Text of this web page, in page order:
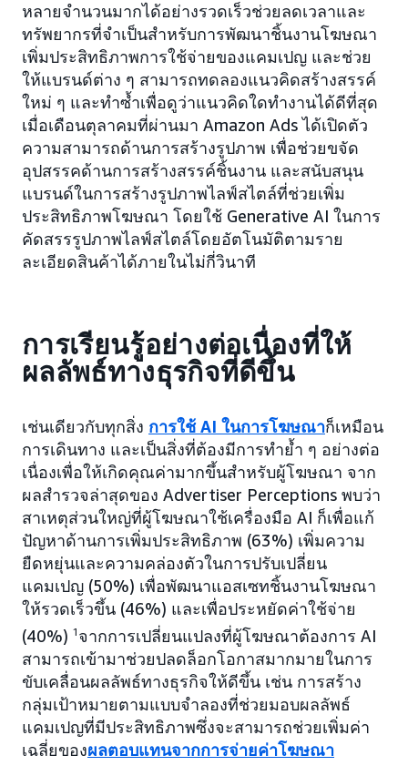
หลายจำนวนมากได้อย่างรวดเร็วช่วยลดเวลาและ
ทรัพยากรที่จำเป็นสำหรับการพัฒนาชิ้นงานโฆษณา
เพิ่มประสิทธิภาพการใช้จ่ายของแคมเปญ และช่วย
ให้แบรนด์ต่าง ๆ สามารถทดลองแนวคิดสร้างสรรค์
ใหม่ ๆ และทำซ้ำเพื่อดูว่าแนวคิดใดทำงานได้ดีที่สุด
เมื่อเดือนตุลาคมที่ผ่านมา Amazon Ads ได้เปิดตัว
ความสามารถด้านการสร้างรูปภาพ เพื่อช่วยขจัด
อุปสรรคด้านการสร้างสรรค์ชิ้นงาน และสนับสนุน
แบรนด์ในการสร้างรูปภาพไลฟ์สไตล์ที่ช่วยเพิ่ม
ประสิทธิภาพโฆษณา โดยใช้ Generative AI ในการ
คัดสรรรูปภาพไลฟ์สไตล์โดยอัตโนมัติตามราย
ละเอียดสินค้าได้ภายในไม่กี่วินาที
การเรียนรู้อย่างต่อเนื่องที่ให้
ผลลัพธ์ทางธุรกิจที่ดีขึ้น
เช่นเดียวกับทุกสิ่ง การใช้ AI ในการโฆษณาก็เหมือน
การเดินทาง และเป็นสิ่งที่ต้องมีการทำย้ำ ๆ อย่างต่อ
เนื่องเพื่อให้เกิดคุณค่ามากขึ้นสำหรับผู้โฆษณา จาก
ผลสำรวจล่าสุดของ Advertiser Perceptions พบว่า
สาเหตุส่วนใหญ่ที่ผู้โฆษณาใช้เครื่องมือ AI ก็เพื่อแก้
ปัญหาด้านการเพิ่มประสิทธิภาพ (63%) เพิ่มความ
ยืดหยุ่นและความคล่องตัวในการปรับเปลี่ยน
แคมเปญ (50%) เพื่อพัฒนาแอสเซทชิ้นงานโฆษณา
ให้รวดเร็วขึ้น (46%) และเพื่อประหยัดค่าใช้จ่าย
(40%) 1 จากการเปลี่ยนแปลงที่ผู้โฆษณาต้องการ AI
สามารถเข้ามาช่วยปลดล็อกโอกาสมากมายในการ
ขับเคลื่อนผลลัพธ์ทางธุรกิจให้ดีขึ้น เช่น การสร้าง
กลุ่มเป้าหมายตามแบบจำลองที่ช่วยมอบผลลัพธ์
แคมเปญที่มีประสิทธิภาพซึ่งจะสามารถช่วยเพิ่มค่า
เฉลี่ยของผลตอบแทนจากการจ่ายค่าโฆษณา